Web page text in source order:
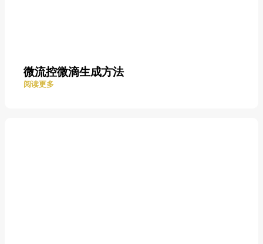
微流控微滴生成方法
阅读更多